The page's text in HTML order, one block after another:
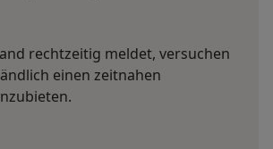
rechtzeitig meldet, versuchen
einen zeitnahen